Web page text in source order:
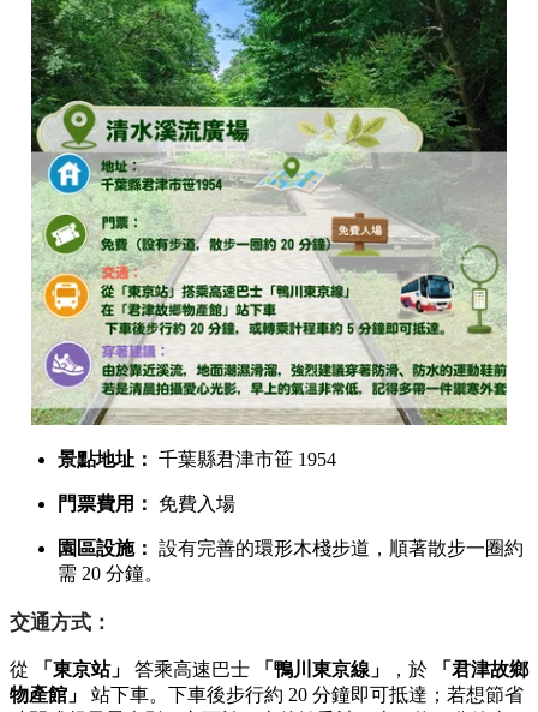
景點地址： 千葉縣君津市笹 1954
門票費用： 免費入場
園區設施： 設有完善的環形木棧步道，順著散步一圈約
需 20 分鐘。
交通方式：
從 「東京站」 答乘高速巴士 「鴨川東京線」 ，於
「君津故鄉
物產館」
站下車。下車後步行約 20 分鐘即可抵達；若想節省